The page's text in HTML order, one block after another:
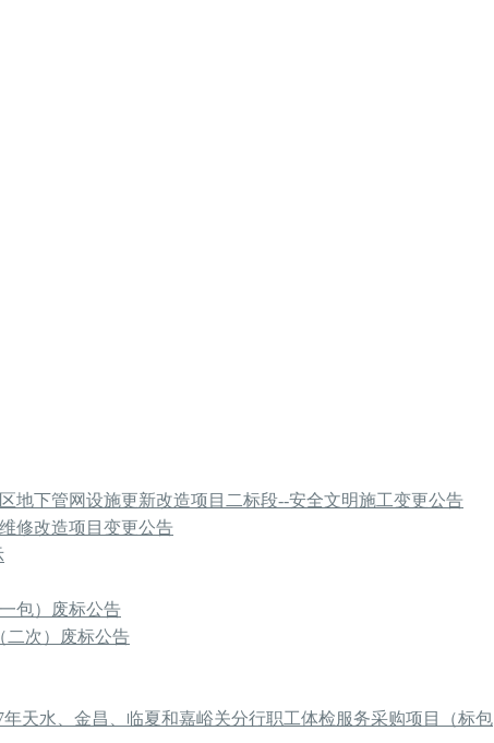
地下管网设施更新改造项目二标段--安全文明施工变更公告
修改造项目变更公告
包）废标公告
二次）废标公告
天水、金昌、临夏和嘉峪关分行职工体检服务采购项目（标包